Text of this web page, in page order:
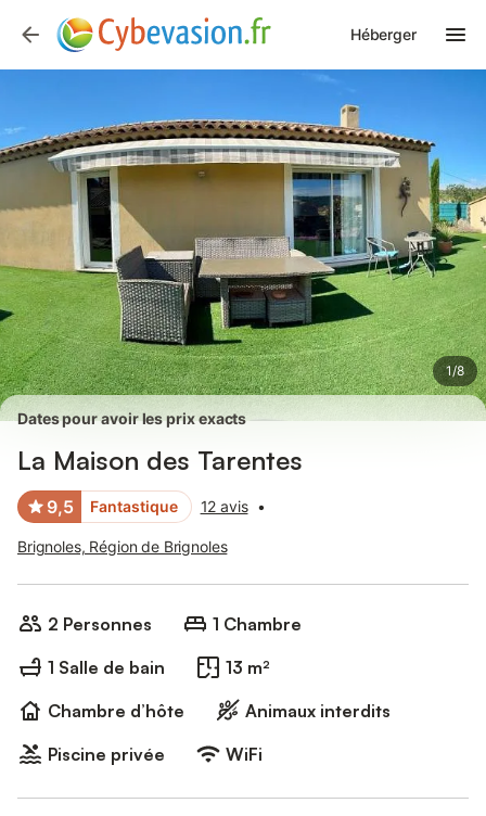
Héberger
1/8
Photos Équipements Avis des voyageurs
Dates pour avoir les prix exacts
La Maison des Tarentes
9,5 Fantastique 12 avis •
Brignoles, Région de Brignoles
2 Personnes
1 Chambre
1 Salle de bain
13 m²
Chambre d’hôte
Animaux interdits
Piscine privée
WiFi